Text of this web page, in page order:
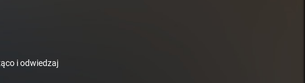
i odwiedzaj